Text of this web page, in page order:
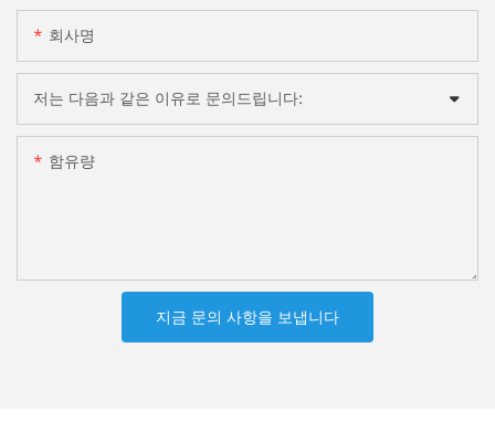
회사명
저는 다음과 같은 이유로 문의드립니다:
함유량
지금 문의 사항을 보냅니다